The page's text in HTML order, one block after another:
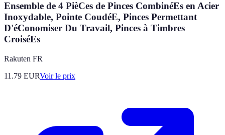
Ensemble de 4 PièCes de Pinces CombinéEs en Acier
Inoxydable, Pointe CoudéE, Pinces Permettant
D'éConomiser Du Travail, Pinces à Timbres
CroiséEs
Rakuten FR
11.79 EURVoir le prix